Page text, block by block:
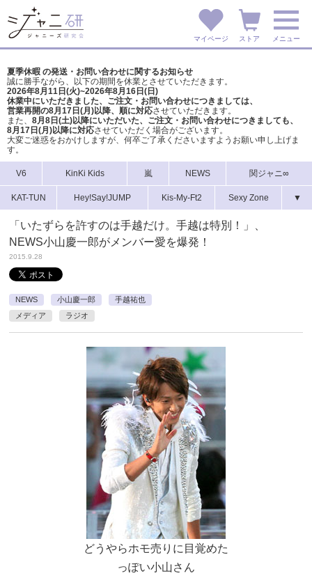
マイページ ストア メニュー
夏季休暇 の発送・お問い合わせに関するお知らせ
誠に勝手ながら、以下の期間を休業とさせていただきます。
2026年8月11日(火)~2026年8月16日(日)
休業中にいただきました、ご注文・お問い合わせにつきましては、
営業再開の8月17日(月)以降、順に対応させていただきます。
また、 8月8日(土)以降にいただいた、ご注文・ お問い合わせにつきましても、
8月17日(月)以降に対応させていただく場合がございます。
大変ご迷惑をおかけしますが、 何卒ご了承くださいますようお願い申し上げま
す。
V6 KinKi Kids 嵐 NEWS 関ジャニ∞
KAT-TUN Hey!Say!JUMP Kis-My-Ft2 Sexy Zone ▼
「いたずらを許すのは手越だけ。手越は特別！」、
NEWS小山慶一郎がメンバー愛を爆発！
2015.9.28
NEWS 小山慶一郎
手越祐也
メディア
ラジオ
どうやらホモ売りに目覚めた
っぽい小山さん